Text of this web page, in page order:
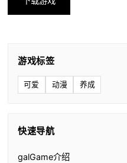
游戏标签
可爱 动漫 养成
快速导航
galGame介绍